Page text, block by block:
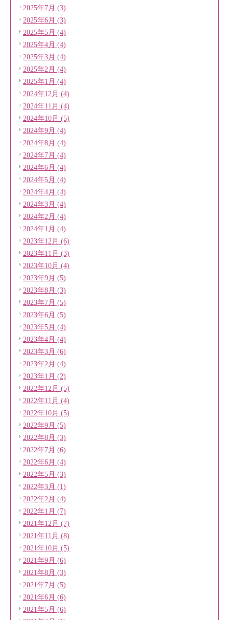
2025年7月 (3)
2025年6月 (3)
2025年5月 (4)
2025年4月 (4)
2025年3月 (4)
2025年2月 (4)
2025年1月 (4)
2024年12月 (4)
2024年11月 (4)
2024年10月 (5)
2024年9月 (4)
2024年8月 (4)
2024年7月 (4)
2024年6月 (4)
2024年5月 (4)
2024年4月 (4)
2024年3月 (4)
2024年2月 (4)
2024年1月 (4)
2023年12月 (6)
2023年11月 (3)
2023年10月 (4)
2023年9月 (5)
2023年8月 (3)
2023年7月 (5)
2023年6月 (5)
2023年5月 (4)
2023年4月 (4)
2023年3月 (6)
2023年2月 (4)
2023年1月 (2)
2022年12月 (5)
2022年11月 (4)
2022年10月 (5)
2022年9月 (5)
2022年8月 (3)
2022年7月 (6)
2022年6月 (4)
2022年5月 (3)
2022年3月 (1)
2022年2月 (4)
2022年1月 (7)
2021年12月 (7)
2021年11月 (8)
2021年10月 (5)
2021年9月 (6)
2021年8月 (3)
2021年7月 (5)
2021年6月 (6)
2021年5月 (6)